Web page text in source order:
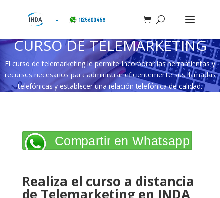
CURSO DE TELEMARKETING
El curso de telemarketing le permite Incorporar las herramientas y
recursos necesarios para administrar eficientemente sus llamadas
telefónicas y establecer una relación telefónica de calidad.
Compartir en Whatsapp
Realiza el curso a distancia
de Telemarketing en INDA